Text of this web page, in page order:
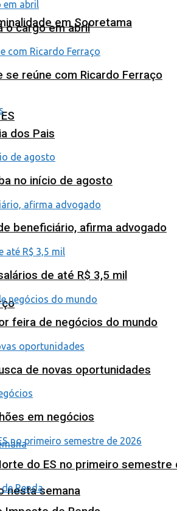
em Sooretama
nesta semana
o cargo em abril
se reúne com Ricardo Ferraço
dos Pais
no início de agosto
beneficiário, afirma advogado
de até R$ 3,5 mil
feira de negócios do mundo
de novas oportunidades
em negócios
do ES no primeiro semestre